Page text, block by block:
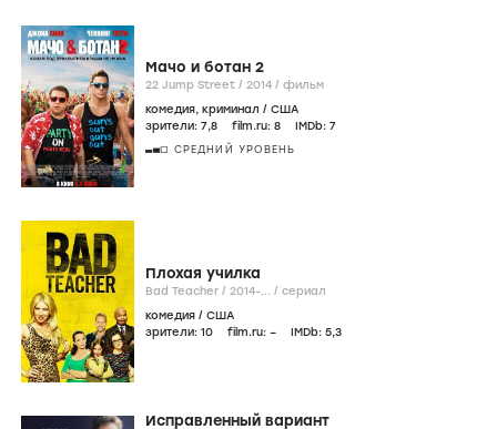
Мачо и ботан 2
22 Jump Street / 2014 / фильм
комедия, криминал / США
зрители: 7,8 film.ru: 8 IMDb: 7
СРЕДНИЙ УРОВЕНЬ
Плохая училка
Bad Teacher / 2014-... / сериал
комедия / США
зрители: 10 film.ru: – IMDb: 5,3
Исправленный вариант